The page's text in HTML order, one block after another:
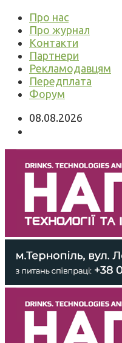
Про нас
Про журнал
Контакти
Партнери
Рекламодавцям
Передплата
Форум
08.08.2026